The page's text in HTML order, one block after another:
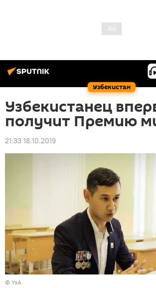
Узбекистан
Узбекистанец
получит Премию
21:33 18.10.2019
© УзА